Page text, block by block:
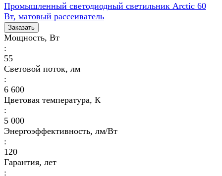
Промышленный светодиодный светильник Arctic 60
Вт, матовый рассеиватель
Заказать
Мощность, Вт
:
55
Световой поток, лм
:
6 600
Цветовая температура, К
:
5 000
Энергоэффективность, лм/Вт
:
120
Гарантия, лет
: